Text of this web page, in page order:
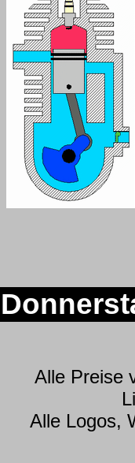
Alle Preise
Alle Logos,